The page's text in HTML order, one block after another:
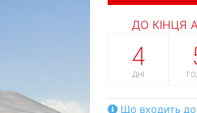
ДО КІНЦЯ
4
ДНІ
Що входить до